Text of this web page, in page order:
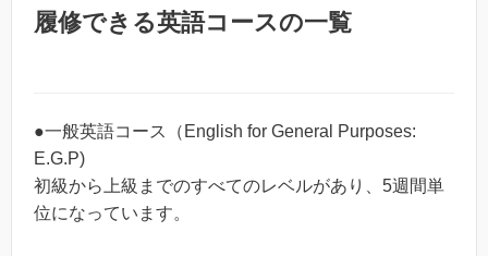
履修できる英語コースの一覧
●一般英語コース（English for General Purposes:
E.G.P)
初級から上級までのすべてのレベルがあり、5週間単
位になっています。